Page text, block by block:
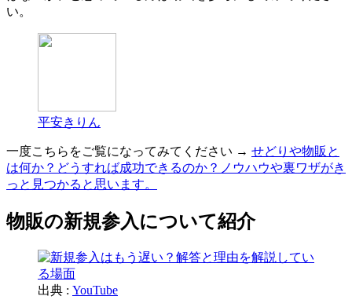
い。
平安きりん
一度こちらをご覧になってみてください → せどりや物販と
は何か？どうすれば成功できるのか？ノウハウや裏ワザがき
っと見つかると思います。
物販の新規参入について紹介
出典 : YouTube